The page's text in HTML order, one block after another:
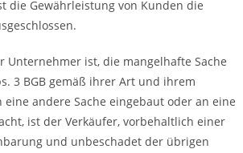
die Gewährleistung von Kunden die
Unternehmer ist, die mangelhafte Sache
3 BGB gemäß ihrer Art und ihrem
eine andere Sache eingebaut oder an eine
ist der Verkäufer, vorbehaltlich einer
und unbeschadet der übrigen